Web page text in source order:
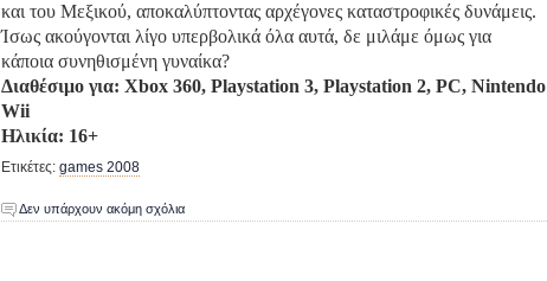
και του Μεξικού, αποκαλύπτοντας αρχέγονες καταστροφικές δυνάμεις.
Ίσως ακούγονται λίγο υπερβολικά όλα αυτά, δε μιλάμε όμως για
κάποια συνηθισμένη γυναίκα?
Διαθέσιμο για: Xbox 360, Playstation 3, Playstation 2, PC, Nintendo
Wii
Ηλικία: 16+
Ετικέτες: games 2008
Δεν υπάρχουν ακόμη σχόλια